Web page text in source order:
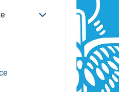
Menü öffnen